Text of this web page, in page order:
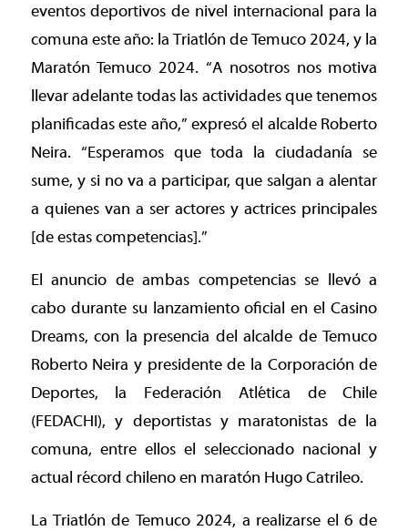
eventos deportivos de nivel internacional para la
comuna este año: la Triatlón de Temuco 2024, y la
Maratón Temuco 2024. “A nosotros nos motiva
llevar adelante todas las actividades que tenemos
planificadas este año,” expresó el alcalde Roberto
Neira. “Esperamos que toda la ciudadanía se
sume, y si no va a participar, que salgan a alentar
a quienes van a ser actores y actrices principales
[de estas competencias].”
El anuncio de ambas competencias se llevó a
cabo durante su lanzamiento oficial en el Casino
Dreams, con la presencia del alcalde de Temuco
Roberto Neira y presidente de la Corporación de
Deportes, la Federación Atlética de Chile
(FEDACHI), y deportistas y maratonistas de la
comuna, entre ellos el seleccionado nacional y
actual récord chileno en maratón Hugo Catrileo.
La Triatlón de Temuco 2024, a realizarse el 6 de